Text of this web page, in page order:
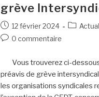
grève
12 février 2024
0 commentaire
Vous trouverez ci-dessous
préavis de grève
les organisations syndicales